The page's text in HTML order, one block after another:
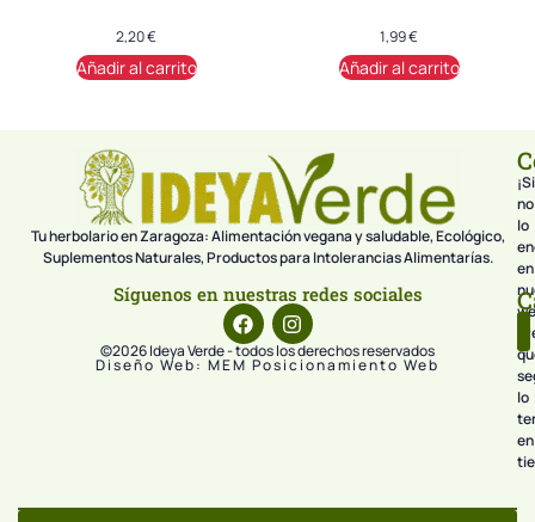
2,20€
Añadir al carrito
1,99€
Añadir al carrito
Tu herbolario en Zaragoza: Alimentación vegana y saludable, Ecológico,
Suplementos Naturales, Productos para Intolerancias Alimentarías.
Síguenos en nuestras redes sociales
©2026 Ideya Verde - todos los derechos reservados
Diseño Web: MEM Posicionamiento Web
¡Si
no
lo
en
lo
en